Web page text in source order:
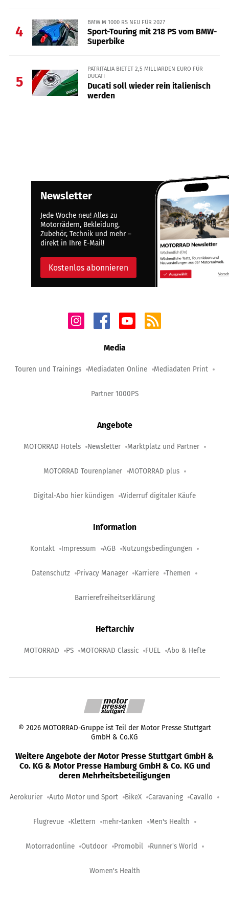
4
BMW M 1000 RS NEU FÜR 2027
Sport-Touring mit 218 PS vom BMW-
Superbike
5
PATRITALIA BIETET 2,5 MILLIARDEN EURO FÜR
DUCATI
Ducati soll wieder rein italienisch
werden
Newsletter
Jede Woche neu! Alles zu
Motorrädern, Bekleidung,
Zubehör, Technik und mehr –
direkt in Ihre E-Mail!
Kostenlos abonnieren
Media
Touren und Trainings Mediadaten Online Mediadaten Print
Partner 1000PS
Angebote
MOTORRAD Hotels Newsletter Marktplatz und Partner
MOTORRAD Tourenplaner MOTORRAD plus
Digital-Abo hier kündigen Widerruf digitaler Käufe
Information
Kontakt Impressum AGB Nutzungsbedingungen
Datenschutz Privacy Manager Karriere Themen
Barrierefreiheitserklärung
Heftarchiv
MOTORRAD PS MOTORRAD Classic FUEL Abo & Hefte
© 2026 MOTORRAD-Gruppe ist Teil der Motor Presse Stuttgart
GmbH & Co.KG
Weitere Angebote der Motor Presse Stuttgart GmbH &
Co. KG & Motor Presse Hamburg GmbH & Co. KG und
deren Mehrheitsbeteiligungen
Aerokurier Auto Motor und Sport BikeX Caravaning Cavallo
Flugrevue Klettern mehr-tanken Men's Health
Motorradonline Outdoor Promobil Runner's World
Women's Health